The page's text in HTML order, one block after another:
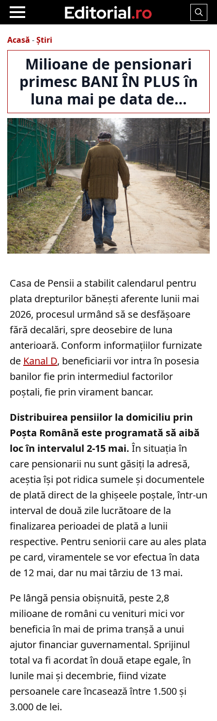
Search
Acasă -Știri
Milioane de pensionari
primesc BANI ÎN PLUS în
luna mai pe data de…
Casa de Pensii a stabilit calendarul pentru
plata drepturilor bănești aferente lunii mai
2026, procesul urmând să se desfășoare
fără decalări, spre deosebire de luna
anterioară. Conform informațiilor furnizate
de Kanal D, beneficiarii vor intra în posesia
banilor fie prin intermediul factorilor
poștali, fie prin virament bancar.
Distribuirea pensiilor la domiciliu prin
Poșta Română este programată să aibă
loc în intervalul 2-15 mai. În situația în
care pensionarii nu sunt găsiți la adresă,
aceștia își pot ridica sumele și documentele
de plată direct de la ghișeele poștale, într-un
interval de două zile lucrătoare de la
finalizarea perioadei de plată a lunii
respective. Pentru seniorii care au ales plata
pe card, viramentele se vor efectua în data
de 12 mai, dar nu mai târziu de 13 mai.
Pe lângă pensia obișnuită, peste 2,8
milioane de români cu venituri mici vor
beneficia în mai de prima tranșă a unui
ajutor financiar guvernamental. Sprijinul
total va fi acordat în două etape egale, în
lunile mai și decembrie, fiind vizate
persoanele care încasează între 1.500 și
3.000 de lei.